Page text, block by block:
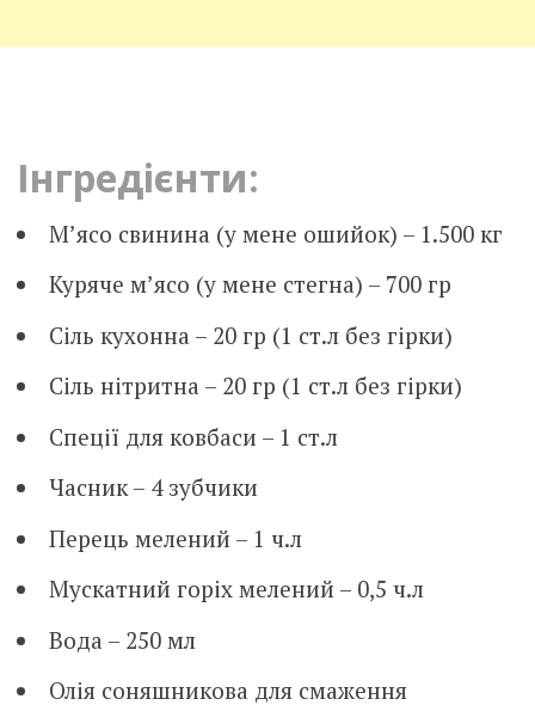
Інгредієнти:
М’ясо свинина (у мене ошийок) – 1.500 кг
Куряче м’ясо (у мене стегна) – 700 гр
Сіль кухонна – 20 гр (1 ст.л без гірки)
Сіль нітритна – 20 гр (1 ст.л без гірки)
Спеції для ковбаси – 1 ст.л
Часник – 4 зубчики
Перець мелений – 1 ч.л
Мускатний горіх мелений – 0,5 ч.л
Вода – 250 мл
Олія соняшникова для смаження